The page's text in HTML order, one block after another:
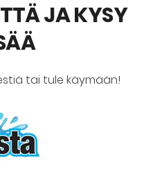
JA KYSY
tai tule käymään!